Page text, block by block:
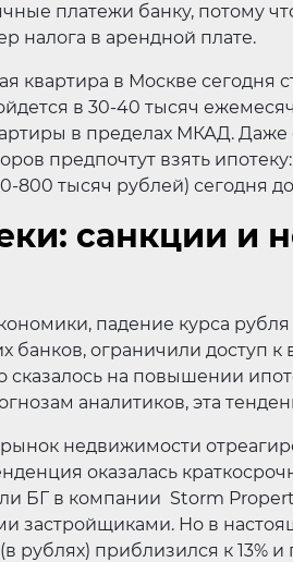
платежи банку, потому
налога в арендной плате.
квартира в Москве сегодня
в 30-40 тысяч
в пределах МКАД. Даже
предпочтут взять
800 тысяч рублей) сегодня
санкции и
падение курса
банков, ограничили доступ
сказалось на повышении
аналитиков, эта
недвижимости
оказалась
БГ в компании Storm
застройщиками. Но в
рублях) приблизился к 13%